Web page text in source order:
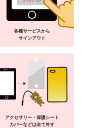
各種サービスから
サインアウト
アクセサリー・保護シート
カバーなどは全て外す